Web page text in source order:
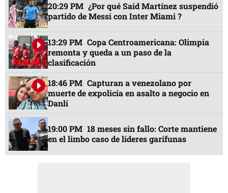
20:29 PM ¿Por qué Said Martínez suspendió
partido de Messi con Inter Miami ?
13:29 PM Copa Centroamericana: Olimpia
remonta y queda a un paso de la
clasificación
18:46 PM Capturan a venezolano por
muerte de expolicía en asalto a negocio en
Danlí
19:00 PM 18 meses sin fallo: Corte mantiene
en el limbo caso de líderes garífunas